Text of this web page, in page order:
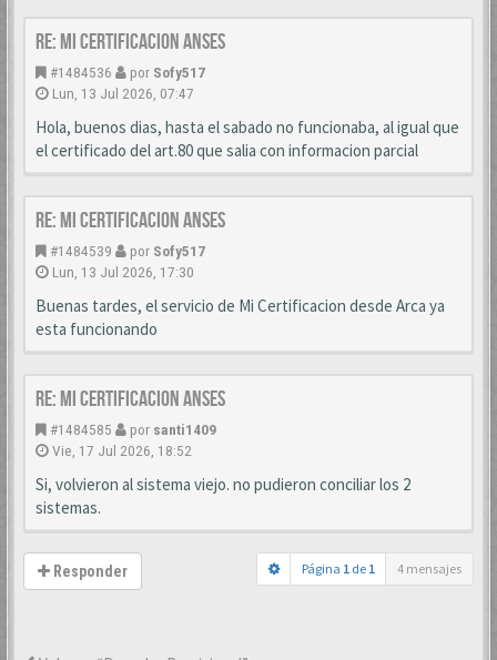
Re: MI CERTIFICACION ANSES
#1484536 por Sofy517
Lun, 13 Jul 2026, 07:47
Hola, buenos dias, hasta el sabado no funcionaba, al igual que
el certificado del art.80 que salia con informacion parcial
Re: MI CERTIFICACION ANSES
#1484539 por Sofy517
Lun, 13 Jul 2026, 17:30
Buenas tardes, el servicio de Mi Certificacion desde Arca ya
esta funcionando
Re: MI CERTIFICACION ANSES
#1484585 por santi1409
Vie, 17 Jul 2026, 18:52
Si, volvieron al sistema viejo. no pudieron conciliar los 2
sistemas.
Responder Página 1 de 1 4 mensajes